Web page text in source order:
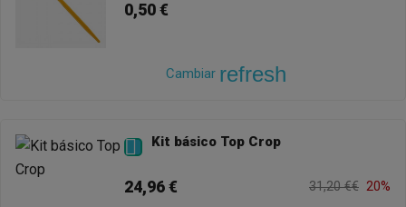
0,50 €
Cambiar refresh
 Kit básico Top Crop
24,96 € 31,20 €€ 20%